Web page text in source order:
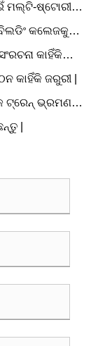
ମଲ୍ଟି-ଷ୍ଟୋରୀ
କରିଥାଏ?
କଲେଜକୁ
କାହିଁକି
|
କାହିଁକି ଜରୁରୀ |
ଟ୍ରେନ୍ ଭ୍ରମଣ
|